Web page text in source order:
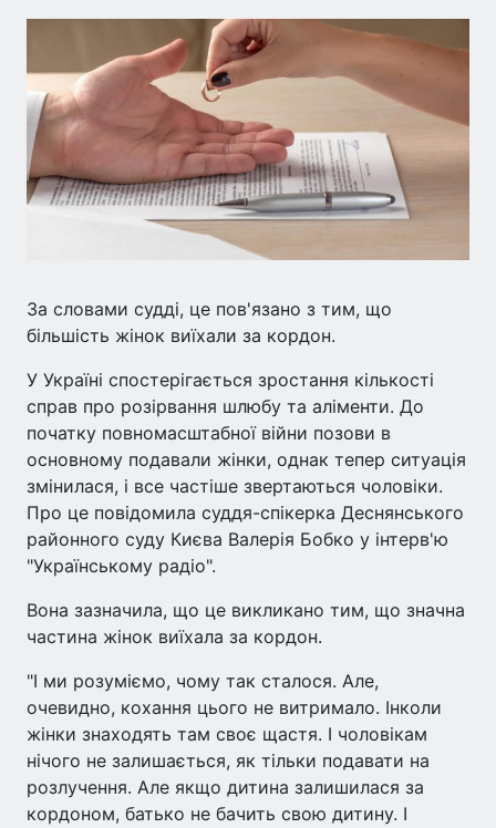
За словами судді, це пов'язано з тим, що
більшість жінок виїхали за кордон.
У Україні спостерігається зростання кількості
справ про розірвання шлюбу та аліменти. До
початку повномасштабної війни позови в
основному подавали жінки, однак тепер ситуація
змінилася, і все частіше звертаються чоловіки.
Про це повідомила суддя-спікерка Деснянського
районного суду Києва Валерія Бобко у інтерв'ю
"Українському радіо".
Вона зазначила, що це викликано тим, що значна
частина жінок виїхала за кордон.
"І ми розуміємо, чому так сталося. Але,
очевидно, кохання цього не витримало. Інколи
жінки знаходять там своє щастя. І чоловікам
нічого не залишається, як тільки подавати на
розлучення. Але якщо дитина залишилася за
кордоном, батько не бачить свою дитину. І